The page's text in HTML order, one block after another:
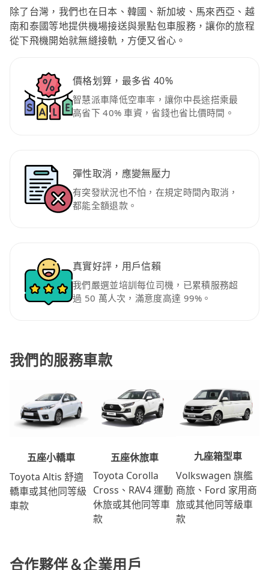
除了台灣，我們也在日本、韓國、新加坡、馬來西亞、越
南和泰國等地提供機場接送與景點包車服務，讓你的旅程
從下飛機開始就無縫接軌，方便又省心。
價格划算，最多省 40%
智慧派車降低空車率，讓你中長途搭乘最
高省下 40% 車資，省錢也省比價時間。
彈性取消，應變無壓力
有突發狀況也不怕，在規定時間內取消，
都能全額退款。
真實好評，用戶信賴
我們嚴選並培訓每位司機，已累積服務超
過 50 萬人次，滿意度高達 99%。
我們的服務車款
五座小轎車
Toyota Altis 舒適
轎車或其他同等級
車款
五座休旅車
Toyota Corolla
Cross、RAV4 運動
休旅或其他同等車
款
九座箱型車
Volkswagen 旗艦
商旅、Ford 家用商
旅或其他同等級車
款
合作夥伴＆企業用戶